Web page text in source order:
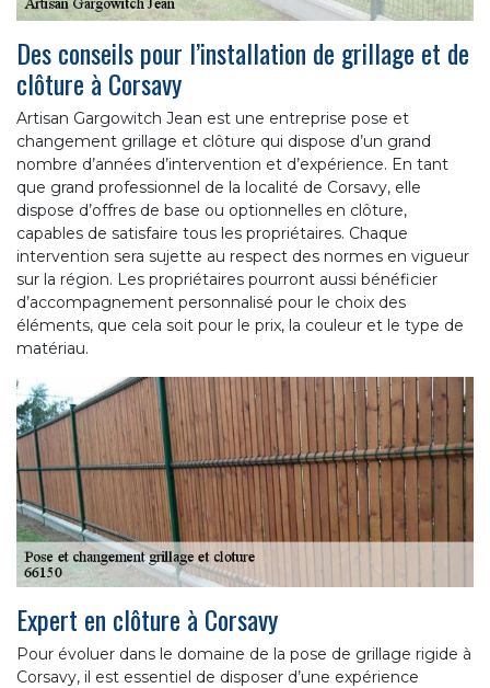
Des conseils pour l’installation de grillage et de
clôture à Corsavy
Artisan Gargowitch Jean est une entreprise pose et
changement grillage et clôture qui dispose d’un grand
nombre d’années d’intervention et d’expérience. En tant
que grand professionnel de la localité de Corsavy, elle
dispose d’offres de base ou optionnelles en clôture,
capables de satisfaire tous les propriétaires. Chaque
intervention sera sujette au respect des normes en vigueur
sur la région. Les propriétaires pourront aussi bénéficier
d’accompagnement personnalisé pour le choix des
éléments, que cela soit pour le prix, la couleur et le type de
matériau.
Expert en clôture à Corsavy
Pour évoluer dans le domaine de la pose de grillage rigide à
Corsavy, il est essentiel de disposer d’une expérience